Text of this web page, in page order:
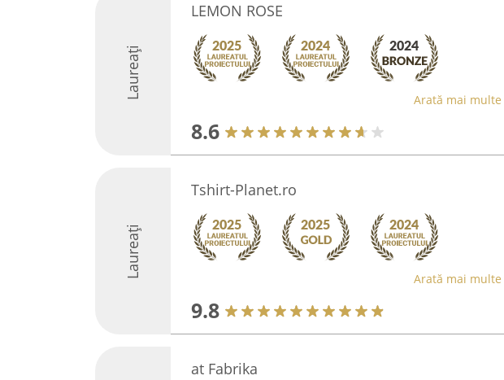
Laureați
LEMON ROSE
Arată mai multe
8.6
Laureați
Tshirt-Planet.ro
Arată mai multe
9.8
at Fabrika